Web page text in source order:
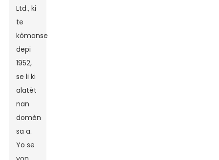
Ltd., ki
te
kòmanse
depi
1952,
se li ki
alatèt
nan
domèn
sa a.
Yo se